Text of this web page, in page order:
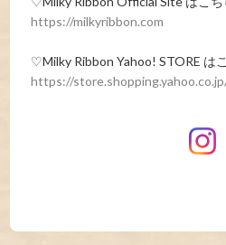
https://milkyribbon.com
♡Milky Ribbon Yahoo! STORE は
https://